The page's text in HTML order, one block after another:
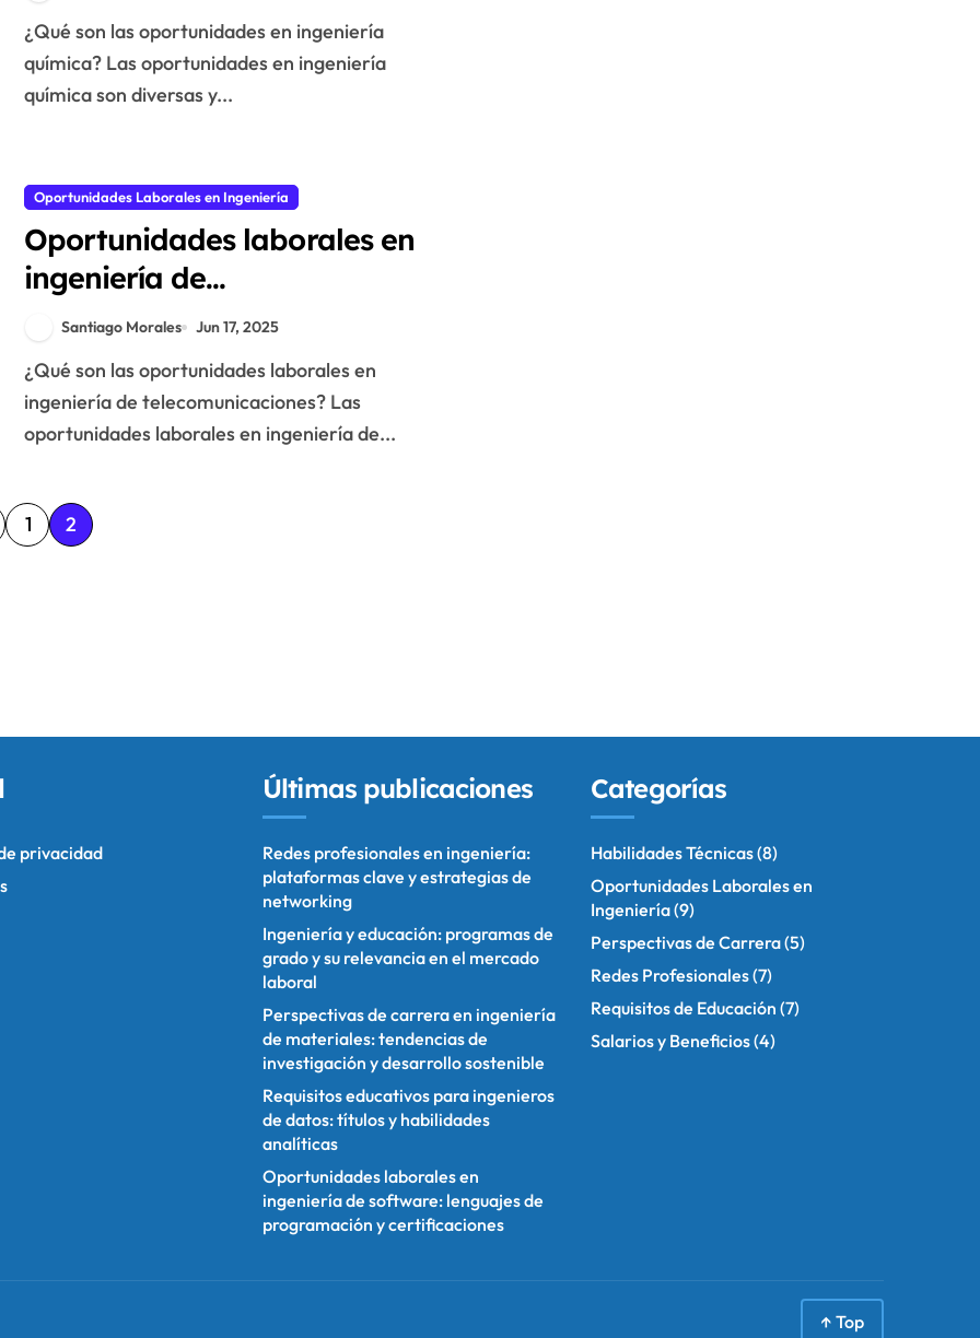
¿Qué son las oportunidades en ingeniería
química? Las oportunidades en ingeniería
química son diversas y...
Oportunidades Laborales en Ingeniería
Oportunidades laborales en
ingeniería de
telecomunicaciones:
tecnologías emergentes y
habilidades
Santiago Morales Jun 17, 2025
¿Qué son las oportunidades laborales en
ingeniería de telecomunicaciones? Las
oportunidades laborales en ingeniería de...
1 2
privacidad
Últimas publicaciones
Redes profesionales en ingeniería:
plataformas clave y estrategias de
networking
Ingeniería y educación: programas de
grado y su relevancia en el mercado
laboral
Perspectivas de carrera en ingeniería
de materiales: tendencias de
investigación y desarrollo sostenible
Requisitos educativos para ingenieros
de datos: títulos y habilidades
analíticas
Oportunidades laborales en
ingeniería de software: lenguajes de
programación y certificaciones
Categorías
Habilidades Técnicas(8)
Oportunidades Laborales en
Ingeniería(9)
Perspectivas de Carrera(5)
Redes Profesionales(7)
Requisitos de Educación (7)
Salarios y Beneficios(4)
↑ Top